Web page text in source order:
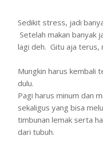
Sedikit stress, jadi
Setelah makan banyak
lagi deh. Gitu aja terus,
Mungkin harus kembali
dulu.
Pagi harus minum dan
sekaligus yang bisa
timbunan lemak serta
dari tubuh.